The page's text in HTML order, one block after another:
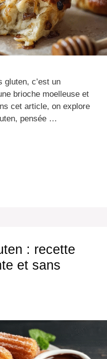
gluten, c’est un
brioche moelleuse et
cet article, on explore
pensée …
: recette
et sans